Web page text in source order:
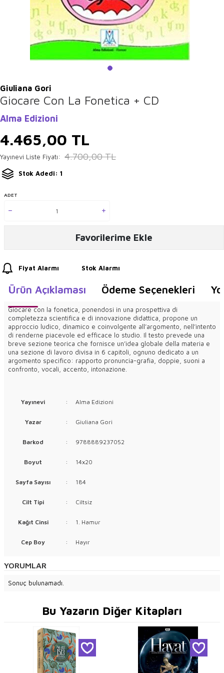
Giuliana Gori
Giocare Con La Fonetica + CD
Alma Edizioni
4.465,00 TL
Yayınevi Liste Fiyatı: 4.700,00TL
Stok Adedi: 1
ADET
Favorilerime Ekle
Fiyat Alarmı Stok Alarmı
Ürün Açıklaması Ödeme Seçenekleri
Giocare con la fonetica, ponendosi in una prospettiva di
completezza scientifica e di innovazione didattica, propone un
approccio ludico, dinamico e coinvolgente all’argomento, nell’intento
di renderne piacevole ed efficace lo studio. Il testo prevede una
breve sezione teorica che fornisce un’idea globale della materia e
una sezione di lavoro divisa in 6 capitoli, ognuno dedicato a un
argomento specifico: rapporto pronuncia-grafia, doppie, suoni a
confronto, vocali, accento, intonazione.
Yayınevi : Alma Edizioni
Yazar : Giuliana Gori
Barkod : 9788889237052
Boyut : 14x20
Sayfa Sayısı : 184
Cilt Tipi : Ciltsiz
Kağıt Cinsi : 1. Hamur
Cep Boy : Hayır
YORUMLAR
Sonuç bulunamadı.
Bu Yazarın Diğer Kitapları